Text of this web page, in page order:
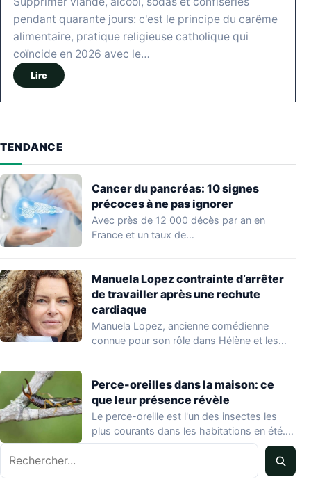
pendant quarante jours: c'est le principe du carême
alimentaire, pratique religieuse catholique qui
coïncide en 2026 avec le…
Lire
TENDANCE
Cancer du pancréas: 10 signes
précoces à ne pas ignorer
Avec près de 12 000 décès par an en
France et un taux de…
Manuela Lopez contrainte d’arrêter
de travailler après une rechute
cardiaque
Manuela Lopez, ancienne comédienne
connue pour son rôle dans Hélène et les
Perce-oreilles dans la maison: ce
que leur présence révèle
Le perce-oreille est l'un des insectes les
plus courants dans les habitations en été.…